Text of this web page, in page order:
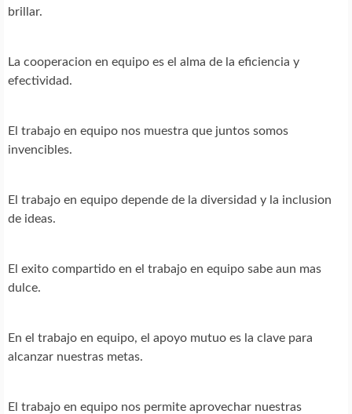
brillar.
La cooperacion en equipo es el alma de la eficiencia y
efectividad.
El trabajo en equipo nos muestra que juntos somos
invencibles.
El trabajo en equipo depende de la diversidad y la inclusion
de ideas.
El exito compartido en el trabajo en equipo sabe aun mas
dulce.
En el trabajo en equipo, el apoyo mutuo es la clave para
alcanzar nuestras metas.
El trabajo en equipo nos permite aprovechar nuestras